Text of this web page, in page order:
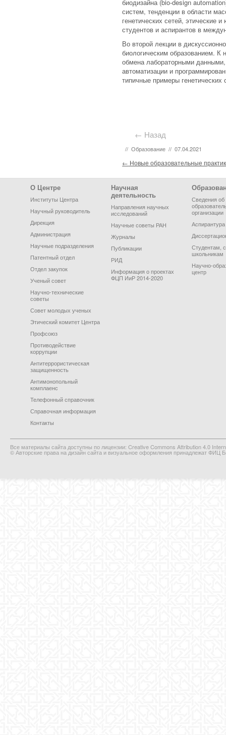
биодизайна (bio-design
систем, тенденции в области
генетических сетей, этические
студентов и аспирантов в
Во второй лекции в
биологическим образованием. К
обмена лабораторными
автоматизации и
типичные примеры генетических
← Назад
// Образование // 07.04.2021
Post navigation
← Новые образовательные
Footer Menu
О Центре
Институты Центра
Научный руководитель
Дирекция
Администрация
Научные подразделения
Патентный отдел
Отдел закупок
Ученый совет
Научно-технические
советы
Совет молодых ученых
Этический комитет Центра
Профсоюз
Противодействие
коррупции
Антитеррористическая
защищенность
Антимонопольный
комплаенс
Телефонный справочник
Справочная информация
Контакты
Научная
деятельность
Направления научных
исследований
Научные советы РАН
Журналы
Публикации
РИД
Информация о проектах
ФЦП ИиР 2014-2020
Сведения об
организации
Аспирантура
Студентам,
школьникам
Научно-
центр
Все материалы сайта доступны по лицензии: Creative Commons Attribution 4.0
© Авторские права на дизайн сайта и визуальное оформления принадлежат ФИЦ